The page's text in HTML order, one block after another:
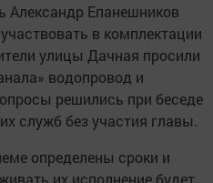
Александр Епанешников
в комплектации
улицы Дачная просили
водопровод и
решились при беседе
служб без участия главы.
определены сроки и
их исполнение будет